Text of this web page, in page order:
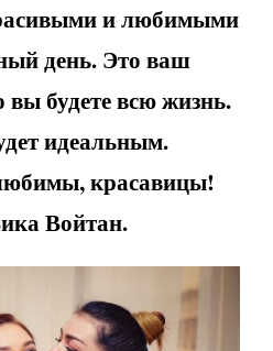
и любимыми
день. Это ваш
будете всю жизнь.
идеальным.
красавицы!
Войтан.